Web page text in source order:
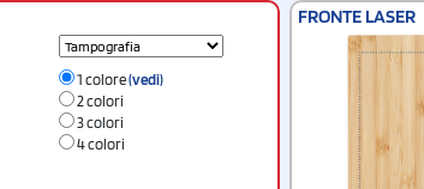
1 colore(vedi)
2 colori
3 colori
4 colori
FRONTE LASER